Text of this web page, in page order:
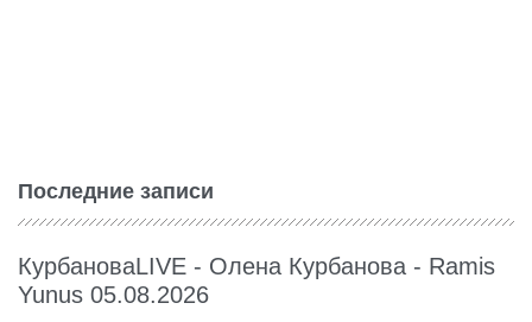
Последние записи
КурбановаLIVE - Олена Курбанова - Ramis
Yunus 05.08.2026